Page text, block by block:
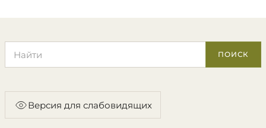
ПОИСК
Версия для слабовидящих